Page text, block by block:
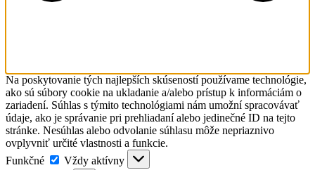
Na poskytovanie tých najlepších skúseností používame technológie,
ako sú súbory cookie na ukladanie a/alebo prístup k informáciám o
zariadení. Súhlas s týmito technológiami nám umožní spracovávať
údaje, ako je správanie pri prehliadaní alebo jedinečné ID na tejto
stránke. Nesúhlas alebo odvolanie súhlasu môže nepriaznivo
ovplyvniť určité vlastnosti a funkcie.
Funkčné
Funkčné
Vždy aktívny